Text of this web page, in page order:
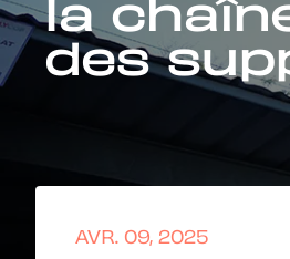
la
des
AVR. 09, 2025